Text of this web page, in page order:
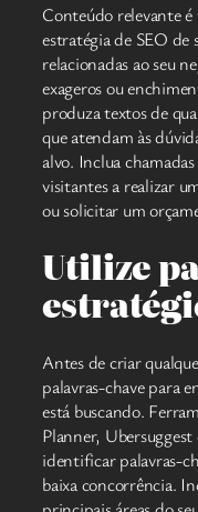
Conteúdo relevante
estratégia de SEO de
relacionadas ao seu
exageros ou
produza textos de
que atendam às
alvo. Inclua
visitantes a realizar
ou solicitar um
Utilize
Antes de criar
palavras-chave para
está buscando.
Planner,
identificar palavras-
baixa concorrência.